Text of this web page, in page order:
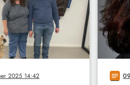
2025 14:42 notes 09